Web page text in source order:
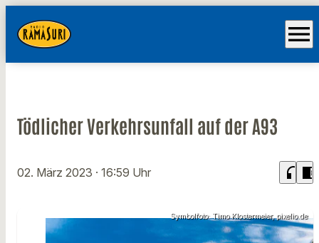
menu
Tödlicher Verkehrsunfall auf der A93
02. März 2023 · 16:59 Uhr headphones chrome_reader_mode
Symbolfoto: Timo Klostermeier, pixelio.de